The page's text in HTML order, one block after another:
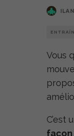
Vous
C’est